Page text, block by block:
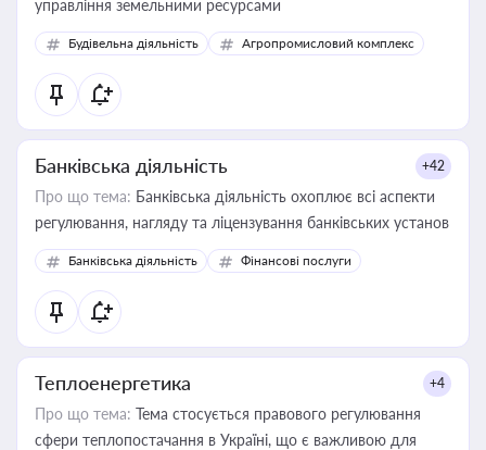
управління земельними ресурсами
Будівельна діяльність Агропромисловий комплекс
Банківська діяльність +42
Про що тема: Банківська діяльність охоплює всі аспекти
регулювання, нагляду та ліцензування банківських установ
Банківська діяльність Фінансові послуги
Теплоенергетика +4
Про що тема: Тема стосується правового регулювання
сфери теплопостачання в Україні, що є важливою для